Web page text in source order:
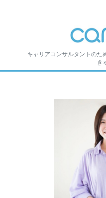
キャリアコンサルタントのた
き